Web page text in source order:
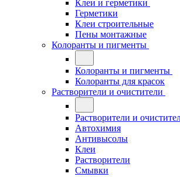
Клеи и герметики
Герметики
Клеи строительные
Пены монтажные
Колоранты и пигменты
Колоранты и пигменты
Колоранты для красок
Растворители и очистители
Растворители и
Автохимия
Антивысолы
Клеи
Растворители
Смывки